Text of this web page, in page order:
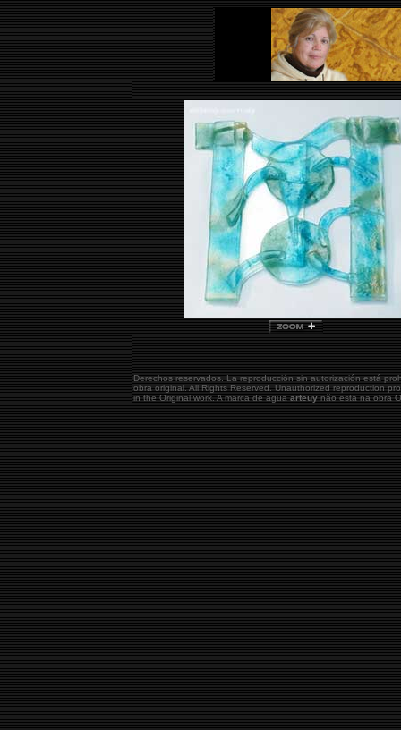
Derechos reservados. La reproducción sin autorización está
obra original.All Rights Reserved. Unauthorized reproduction
in the Original work. A marca de aguaarteuynão esta na obra